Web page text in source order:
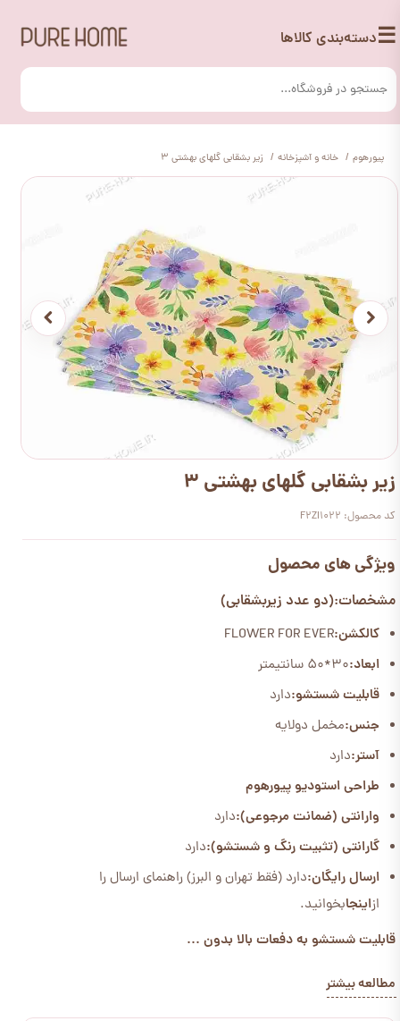
☰دسته‌بندی کالاها
پیورهوم خانه و آشپزخانه زیر بشقابی گلهای بهشتی 3
زیر بشقابی گلهای بهشتی 3
کد محصول: F2ZI1022
ویژگی های محصول
مشخصات:(دو عدد زیربشقابی)
کالکشن:FLOWER FOR EVER
ابعاد:30*50 سانتیمتر
قابلیت شستشو:دارد
جنس:مخمل دولایه
آستر:دارد
طراحی استودیو پیورهوم
وارانتی (ضمانت مرجوعی):دارد
گارانتی (تثبیت رنگ و شستشو):دارد
ارسال رایگان:دارد (فقط تهران و البرز) راهنمای ارسال را
ازاینجابخوانید.
قابلیت شستشو به دفعات بالا بدون ...
مطالعه بیشتر